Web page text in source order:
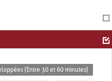
(Entre 30 et 60 minutes)